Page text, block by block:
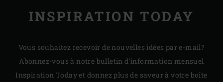
INSPIRATION TODAY
Vous souhaitez recevoir de nouvelles idées par e-mail?
Abonnez-vous à notre bulletin d'information mensuel
Inspiration Today et donnez plus de saveur à votre boîte